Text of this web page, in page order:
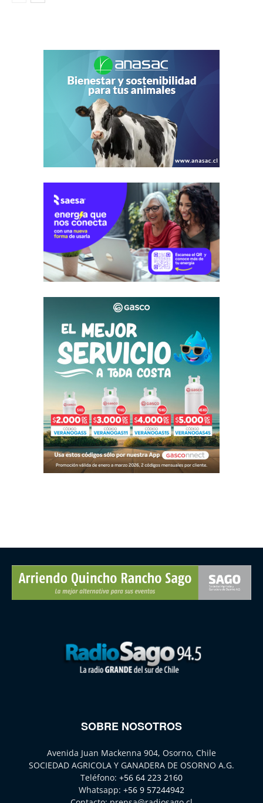
SOBRE NOSOTROS
Avenida Juan Mackenna 904, Osorno, Chile
SOCIEDAD AGRICOLA Y GANADERA DE OSORNO A.G.
Teléfono: +56 64 223 2160
Whatsapp: +56 9 57244942